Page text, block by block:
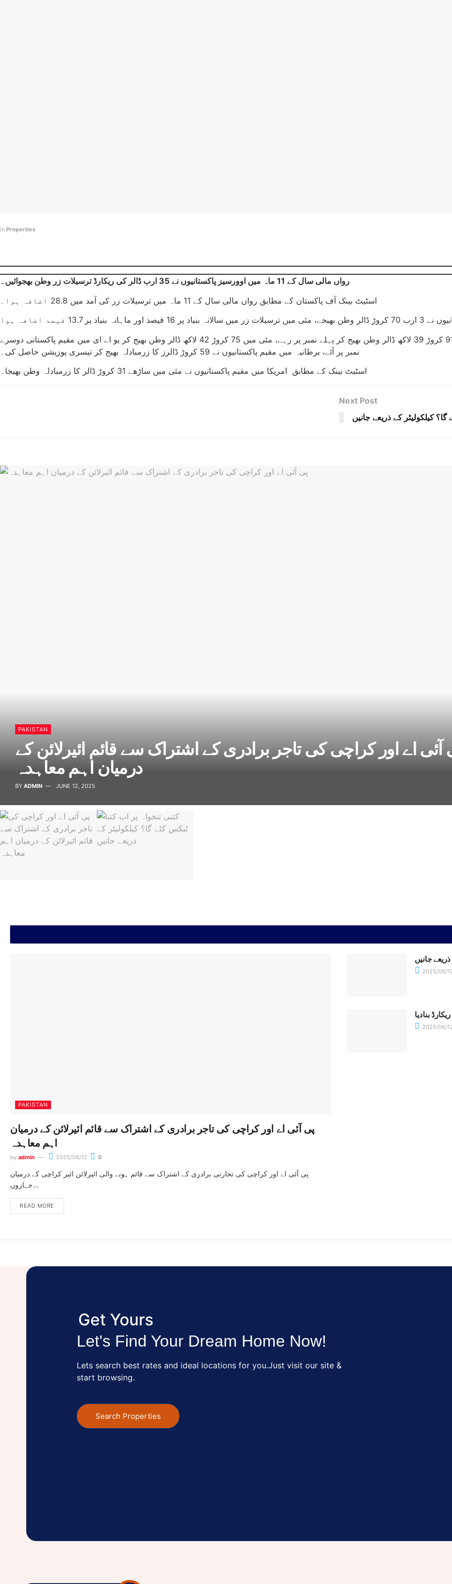
in Properties
رواں مالی سال کے 11 ماہ میں اوورسیز پاکستانیوں نے 35 ارب ڈالر کی ریکارڈ ترسیلات زر وطن بھجوائیں۔
اسٹیٹ بینک آف پاکستان کے مطابق رواں مالی سال کے 11 ماہ میں ترسیلات زر کی آمد میں 28.8 اضافہ ہوا۔
13.7 فیصد اضافہ ہوا
رپورٹ کے مطابق سعودی عرب میں مقیم پاکستانی مئی میں 91 کروڑ 39 لاکھ ڈالر وطن بھیج کر پہلے نمبر پر رہے، مئی میں 75 کروڑ 42 لاکھ ڈالر وطن بھیج کر یو اے ای میں مقیم پاکستانی دوسرے
نمبر پر آئے، برطانیہ میں مقیم پاکستانیوں نے 59 کروڑ ڈالرز کا زرمبادلہ بھیج کر تیسری پوزیشن حاصل کی۔
اسٹیٹ بینک کے مطابق امریکا میں مقیم پاکستانیوں نے مئی میں ساڑھے 31 کروڑ ڈالر کا زرمبادلہ وطن بھیجا۔
Next Post
کیلکولیٹر کے ذریعے جانیں
PAKISTAN
آئی اے اور کراچی کی تاجر برادری کے اشتراک سے قائم ائیرلائن کے
درمیان اہم معاہدہ
BY ADMIN JUNE 12, 2025
PAKISTAN
پی آئی اے اور کراچی کی تاجر برادری کے اشتراک سے قائم ائیرلائن کے درمیان
اہم معاہدہ
by admin 2025/06/12 0
پی آئی اے اور کراچی کی تجارتی برادری کے اشتراک سے قائم ہونے والی ائیرلائن ائیر کراچی کے درمیان
جہازوں...
READ MORE
جانیں
2025/06/
بنادیا
2025/06/
Get Yours
Let's Find Your Dream Home Now!
Lets search best rates and ideal locations for you.Just visit our site &
start browsing.
Search Properties